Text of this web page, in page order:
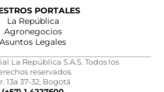
PORTALES
La República
Agronegocios
Asuntos Legales
La República S.A.S. Todos los
reservados.
13a 37-32, Bogotá